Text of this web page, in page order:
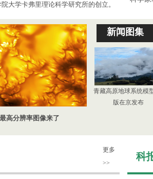
大学卡弗里理论科学研究所的创立。
高分辨率图像来了
新闻图集
青藏高原地球系统模
版在京发布
更多
>>
科